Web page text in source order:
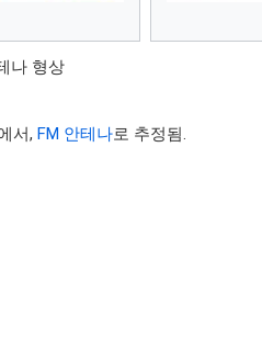
나 형상
서,FM 안테나로 추정됨.